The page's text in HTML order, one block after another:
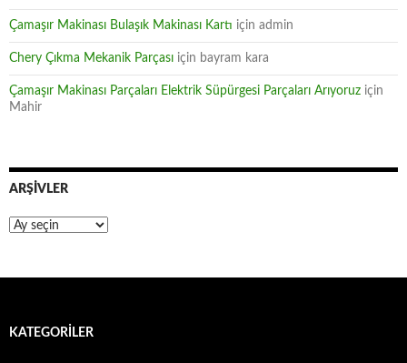
Çamaşır Makinası Bulaşık Makinası Kartı için admin
Chery Çıkma Mekanik Parçası için bayram kara
Çamaşır Makinası Parçaları Elektrik Süpürgesi Parçaları Arıyoruz için
Mahir
ARŞIVLER
Arşivler
KATEGORILER